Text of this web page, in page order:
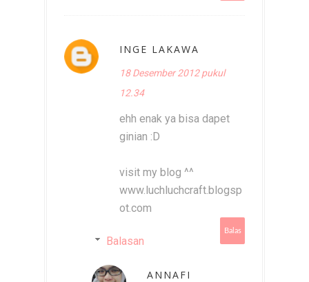
INGE LAKAWA
18 Desember 2012 pukul
12.34
ehh enak ya bisa dapet
ginian :D
visit my blog ^^
www.luchluchcraft.blogsp
ot.com
Balas
Balasan
ANNAFI